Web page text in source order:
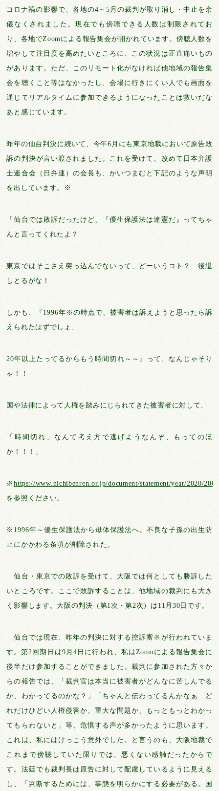
コロナ禍の影響で、各地の4～5月の裁判が取り消し・中止を余
儀なくされました。現在でも傍聴できる人数は制限されてお
り、各地でZoomによる報告集会が開かれています。傍聴人数を
増やして注目度を高めたいところに、この状況は正直痛いもの
があります。ただ、このリモート化がなければ他地域の報告集
会を聴くこと等はなかったし、会場に行きにくい人でも画面を
通じてリアルタイムに参加できるようになったことは救いだな
あと感じています。
昨年の仙台判決に続いて、今年6月にも東京地裁において原告敗
訴の判決が言い渡されました。これを受けて、改めて日本弁護
士連合会（日弁連）の会長も、かいつまむと下記のような声明
を出しています。※
「仙台では敗訴だったけど、『優生保護法は違憲だ』ってちゃ
んと言ってくれたよ？
東京ではそこさえ突っ込んでないって、どーいうコト？ 後退
しとるがな！
しかも、『1996年※の時点で、被害者は訴えようと思ったら訴
えられたはずでしょ、
20年以上たってるからもう時間切れ～～』って、なんじゃそり
ゃ！！
国や法律によって人権を踏みにじられてきた被害者に対して、
「時間切れ」なんて考え方で逃げようなんぞ、もってのほ
か！！！」
※https://www.nichibenren.or.jp/document/statement/year/2020/
を参照ください。
※1996年～優生保護法から母体保護法へ。不良な子孫の出生防
止にかかわる条項が削除された。
仙台・東京での敗訴を受けて、大阪では何としても勝訴した
いところです。ここで敗訴することは、他地域の裁判にも大き
く影響します。大阪の判決（第1次・第2次）は11月30日です。
仙台では現在、昨年の判決に対する控訴審※が行われていま
す。第2回期日は9月4日に行われ、私はZoomによる報告集会に
後半だけ参加することができました。裁判に参加された方々か
らの報告では、「裁判官は本当に被害者がどんなに苦しんでる
か、わかってるのかな？」「ちゃんと伝わってるんかなぁ…ど
れだけひどい人権侵害か、重大な問題か、もっともっとわかっ
てもらわないと」等、危惧する声が多かったように思います。
これは、私にはけっこう意外でした。と言うのも、大阪地裁で
これまで傍聴していた限りでは、悪くない感触だったからで
す。法廷でも裁判長は原告に対して配慮しているように見える
し、「判断するためには、事態を明らかにする必要がある。国